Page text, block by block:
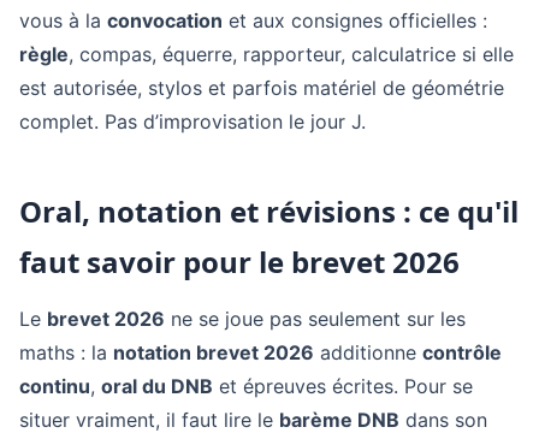
vous à la convocation et aux consignes officielles :
règle, compas, équerre, rapporteur, calculatrice si elle
est autorisée, stylos et parfois matériel de géométrie
complet. Pas d’improvisation le jour J.
Oral, notation et révisions : ce qu'il
faut savoir pour le brevet 2026
Le brevet 2026 ne se joue pas seulement sur les
maths : la notation brevet 2026 additionne contrôle
continu, oral du DNB et épreuves écrites. Pour se
situer vraiment, il faut lire le barème DNB dans son